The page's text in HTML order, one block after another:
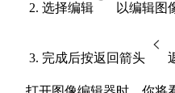
选择编辑 以编辑图
完成后按返回箭头